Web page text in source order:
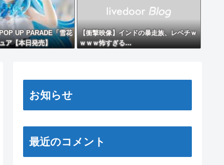
UP PARADE「雪花
ア【本日発売】
【衝撃映像】インドの暴走族、レベチｗ
ｗｗｗ怖すぎる…
お知らせ
最近のコメント